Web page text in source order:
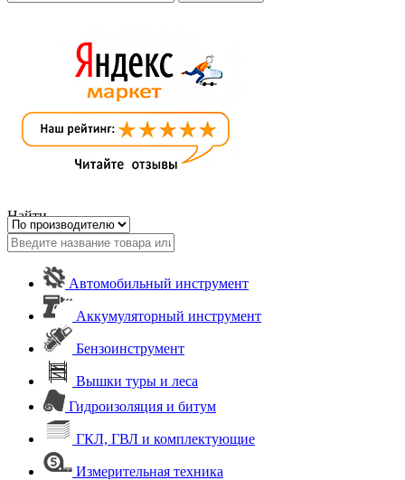
Найти
Автомобильный инструмент
Аккумуляторный инструмент
Бензоинструмент
Вышки туры и леса
Гидроизоляция и битум
ГКЛ, ГВЛ и комплектующие
Измерительная техника